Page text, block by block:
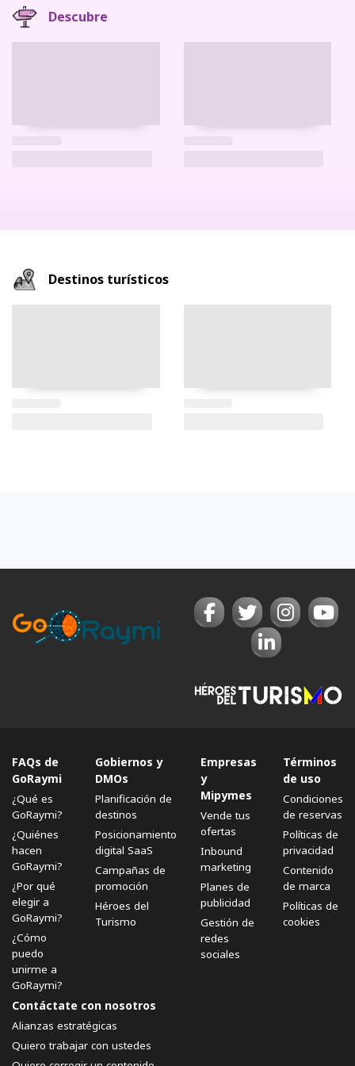
Descubre
Destinos turísticos
FAQs de
GoRaymi
¿Qué es
GoRaymi?
¿Quiénes
hacen
GoRaymi?
¿Por qué
elegir a
GoRaymi?
¿Cómo
puedo
unirme a
GoRaymi?
Gobiernos y
DMOs
Planificación de
destinos
Posicionamiento
digital SaaS
Campañas de
promoción
Héroes del
Turismo
Empresas
y
Mipymes
Vende tus
ofertas
Inbound
marketing
Planes de
publicidad
Gestión de
redes
sociales
Términos
de uso
Condiciones
de reservas
Políticas de
privacidad
Contenido
de marca
Políticas de
cookies
Contáctate con nosotros
Alianzas estratégicas
Quiero trabajar con ustedes